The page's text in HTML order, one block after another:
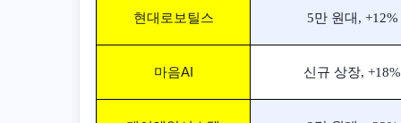
현대로보틸스 5만 원대, +12% ​
마음AI 신규 상장,